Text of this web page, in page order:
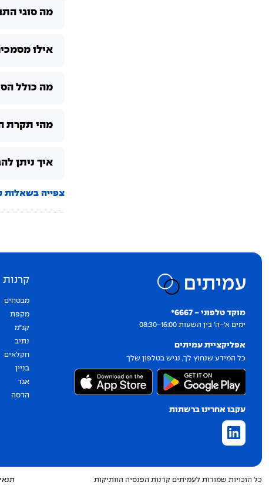
מה סוגי
אילו
מה כולל
מהי תקרת
איך ניתן
צפייה בשאלות
מוקד טלפוני - 6667*
ימים א'-ה' בין השעות 08:30-16:00
אפליקציית עמיתים
כל המידע שנחוץ לך, נגיש בטלפון שלך
עקבו אחרינו ברשתות
קרנות
מבטחים
מקפת
קג״מ
נתיב
חקלאים
בניין
אגד
הדסה
כל הזכויות שמורות לעמיתים קרנות הפנסיה הוותיקות